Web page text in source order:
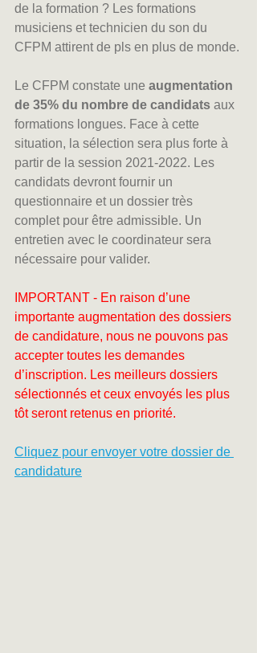
de la formation ? Les formations
musiciens et technicien du son du
CFPM attirent de pls en plus de monde.
Le CFPM constate une augmentation
de 35% du nombre de candidats aux
formations longues. Face à cette
situation, la sélection sera plus forte à
partir de la session 2021-2022. Les
candidats devront fournir un
questionnaire et un dossier très
complet pour être admissible. Un
entretien avec le coordinateur sera
nécessaire pour valider.
IMPORTANT - En raison d’une
importante augmentation des dossiers
de candidature, nous ne pouvons pas
accepter toutes les demandes
d’inscription. Les meilleurs dossiers
sélectionnés et ceux envoyés les plus
tôt seront retenus en priorité.
Cliquez pour envoyer votre dossier de
candidature